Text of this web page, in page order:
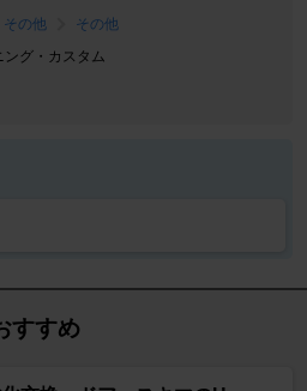
その他
その他
ング・カスタム
すすめ